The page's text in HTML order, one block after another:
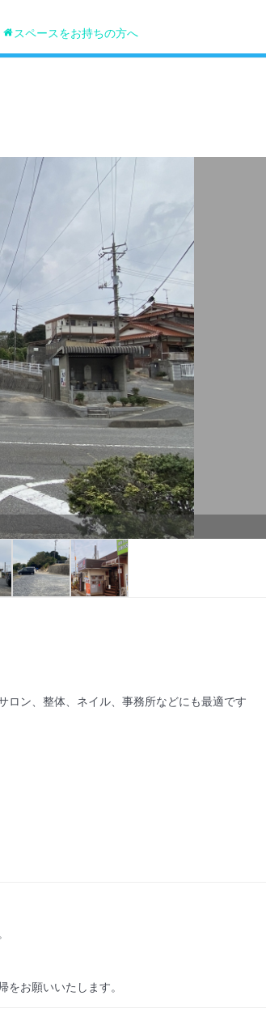
スペースをお持ちの方へ
ロン、整体、ネイル、事務所などにも最適です
をお願いいたします。